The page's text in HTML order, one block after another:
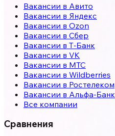
Вакансии в Авито
Вакансии в Яндекс
Вакансии в Ozon
Вакансии в Сбер
Вакансии в Т-Банк
Вакансии в VK
Вакансии в МТС
Вакансии в Wildberries
Вакансии в Ростелеком
Вакансии в Альфа-Банк
Все компании
Сравнения